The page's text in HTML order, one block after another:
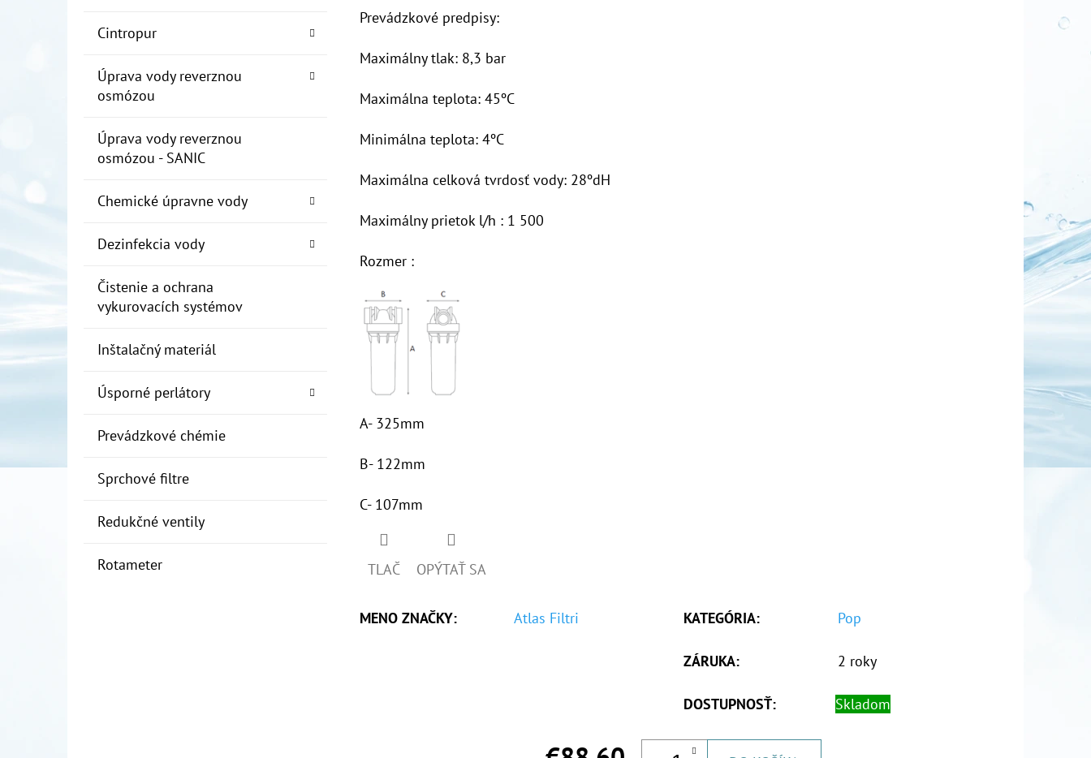
Cintropur
Úprava vody reverznou
osmózou
Úprava vody reverznou
osmózou - SANIC
Chemické úpravne vody
Dezinfekcia vody
Čistenie a ochrana
vykurovacích systémov
Inštalačný materiál
Úsporné perlátory
Prevádzkové chémie
Sprchové filtre
Redukčné ventily
Rotameter
Prevádzkové predpisy:
Maximálny tlak: 8,3 bar
Maximálna teplota: 45ºC
Minimálna teplota: 4ºC
Maximálna celková tvrdosť vody: 28ºdH
Maximálny prietok l/h : 1 500
Rozmer :
A- 325mm
B- 122mm
C- 107mm
TLAČ OPÝTAŤ SA
MENO ZNAČKY: Atlas Filtri KATEGÓRIA: Pop
ZÁRUKA: 2 roky
DOSTUPNOSŤ: Skladom